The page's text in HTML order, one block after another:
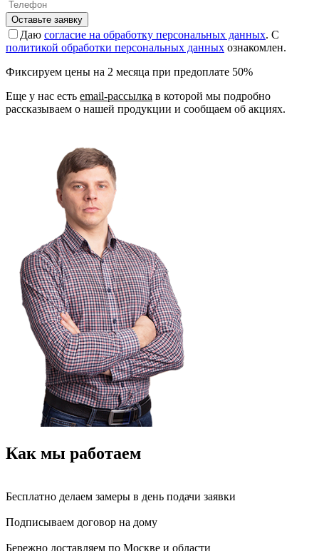
Оставьте заявку
Даю согласие на обработку персональных данных. С
политикой обработки персональных данных ознакомлен.
Фиксируем цены на 2 месяца при предоплате 50%
Еще у нас есть email-рассылка в которой мы подробно
рассказываем о нашей продукции и сообщаем об акциях.
Как мы работаем
Бесплатно делаем замеры в день подачи заявки
Подписываем договор на дому
Бережно доставляем по Москве и области